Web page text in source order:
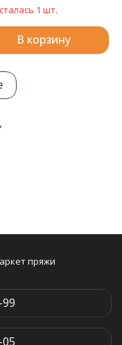
1 шт.
В корзину
пряжи